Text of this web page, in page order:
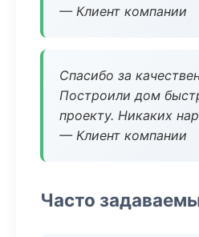
— Клиент компании
Спасибо за
Построили дом
проекту. Никаких
— Клиент компании
Часто